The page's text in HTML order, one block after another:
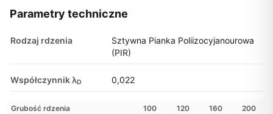
Parametry techniczne
Rodzaj rdzenia
Sztywna Pianka Poliizocyjanourowa
(PIR)
Współczynnik λD 0,022
Grubość rdzenia 100 120 160 200